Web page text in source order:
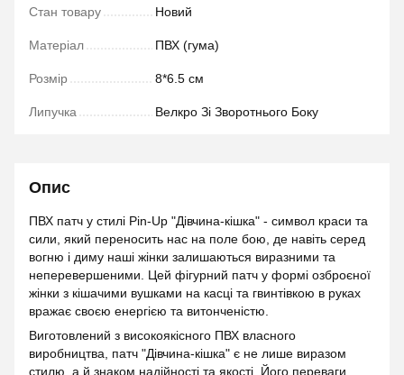
Стан товару Новий
Матеріал ПВХ (гума)
Розмір 8*6.5 см
Липучка Велкро Зі Зворотнього Боку
Опис
ПВХ патч у стилі Pin-Up "Дівчина-кішка" - символ краси та
сили, який переносить нас на поле бою, де навіть серед
вогню і диму наші жінки залишаються виразними та
неперевершеними. Цей фігурний патч у формі озброєної
жінки з кішачими вушками на касці та гвинтівкою в руках
вражає своєю енергією та витонченістю.
Виготовлений з високоякісного ПВХ власного
виробництва, патч "Дівчина-кішка" є не лише виразом
стилю, а й знаком надійності та якості. Його переваги